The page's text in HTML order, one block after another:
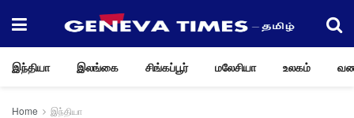
இந்தியா இலங்கை சிங்கப்பூர் மலேசியா உலகம்
Home இந்தியா